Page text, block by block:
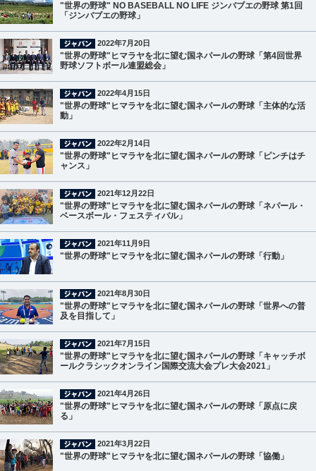
"世界の野球" NO BASEBALL NO LIFE ジンバブエの野球 第1回
「ジンバブエの野球」
2022年7月20日
"世界の野球"ヒマラヤを北に望む国ネパールの野球「第4回世界
野球ソフトボール連盟総会」
2022年4月15日
"世界の野球"ヒマラヤを北に望む国ネパールの野球「主体的な活
動」
2022年2月14日
"世界の野球"ヒマラヤを北に望む国ネパールの野球「ピンチはチ
ャンス」
2021年12月22日
"世界の野球"ヒマラヤを北に望む国ネパールの野球「ネパール・
ベースボール・フェスティバル」
2021年11月9日
"世界の野球"ヒマラヤを北に望む国ネパールの野球「行動」
2021年8月30日
"世界の野球"ヒマラヤを北に望む国ネパールの野球「世界への普
及を目指して」
2021年7月15日
"世界の野球"ヒマラヤを北に望む国ネパールの野球「キャッチボ
ールクラシックオンライン国際交流大会プレ大会2021」
2021年4月26日
"世界の野球"ヒマラヤを北に望む国ネパールの野球「原点に戻
る」
2021年3月22日
"世界の野球"ヒマラヤを北に望む国ネパールの野球「協働」